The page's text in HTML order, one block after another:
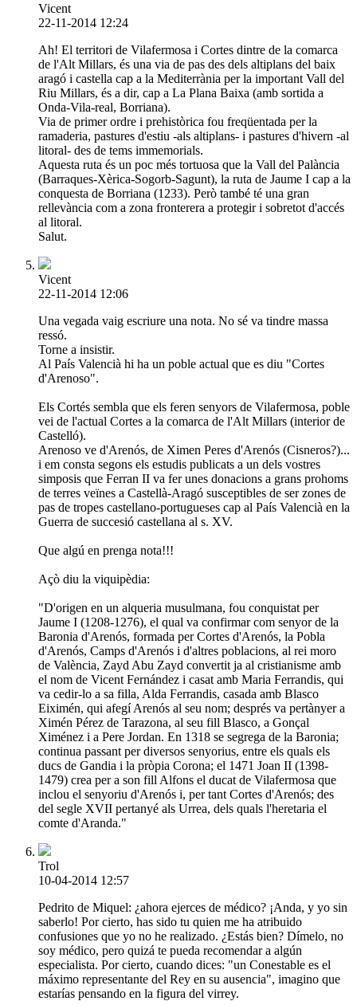
Vicent
22-11-2014 12:24
Ah! El territori de Vilafermosa i Cortes dintre de la comarca
de l'Alt Millars, és una via de pas des dels altiplans del baix
aragó i castella cap a la Mediterrània per la important Vall del
Riu Millars, és a dir, cap a La Plana Baixa (amb sortida a
Onda-Vila-real, Borriana).
Via de primer ordre i prehistòrica fou freqüentada per la
ramaderia, pastures d'estiu -als altiplans- i pastures d'hivern -al
litoral- des de tems immemorials.
Aquesta ruta és un poc més tortuosa que la Vall del Palància
(Barraques-Xèrica-Sogorb-Sagunt), la ruta de Jaume I cap a la
conquesta de Borriana (1233). Però també té una gran
rellevància com a zona fronterera a protegir i sobretot d'accés
al litoral.
Salut.
Vicent
22-11-2014 12:06
Una vegada vaig escriure una nota. No sé va tindre massa
ressó.
Torne a insistir.
Al País Valencià hi ha un poble actual que es diu "Cortes
d'Arenoso".
Els Cortés sembla que els feren senyors de Vilafermosa, poble
vei de l'actual Cortes a la comarca de l'Alt Millars (interior de
Castelló).
Arenoso ve d'Arenós, de Ximen Peres d'Arenós (Cisneros?)...
i em consta segons els estudis publicats a un dels vostres
simposis que Ferran II va fer unes donacions a grans prohoms
de terres veïnes a Castellà-Aragó susceptibles de ser zones de
pas de tropes castellano-portugueses cap al País Valencià en la
Guerra de succesió castellana al s. XV.
Que algú en prenga nota!!!
Açò diu la viquipèdia:
"D'origen en un alqueria musulmana, fou conquistat per
Jaume I (1208-1276), el qual va confirmar com senyor de la
Baronia d'Arenós, formada per Cortes d'Arenós, la Pobla
d'Arenós, Camps d'Arenós i d'altres poblacions, al rei moro
de València, Zayd Abu Zayd convertit ja al cristianisme amb
el nom de Vicent Fernández i casat amb Maria Ferrandis, qui
va cedir-lo a sa filla, Alda Ferrandis, casada amb Blasco
Eiximén, qui afegí Arenós al seu nom; després va pertànyer a
Ximén Pérez de Tarazona, al seu fill Blasco, a Gonçal
Ximénez i a Pere Jordan. En 1318 se segrega de la Baronia;
continua passant per diversos senyorius, entre els quals els
ducs de Gandia i la pròpia Corona; el 1471 Joan II (1398-
1479) crea per a son fill Alfons el ducat de Vilafermosa que
inclou el senyoriu d'Arenós i, per tant Cortes d'Arenós; des
del segle XVII pertanyé als Urrea, dels quals l'heretaria el
comte d'Aranda."
Trol
10-04-2014 12:57
Pedrito de Miquel: ¿ahora ejerces de médico? ¡Anda, y yo sin
saberlo! Por cierto, has sido tu quien me ha atribuido
confusiones que yo no he realizado. ¿Estás bien? Dímelo, no
soy médico, pero quizá te pueda recomendar a algún
especialista. Por cierto, cuando dices: "un Conestable es el
máximo representante del Rey en su ausencia", imagino que
estarías pensando en la figura del virrey.